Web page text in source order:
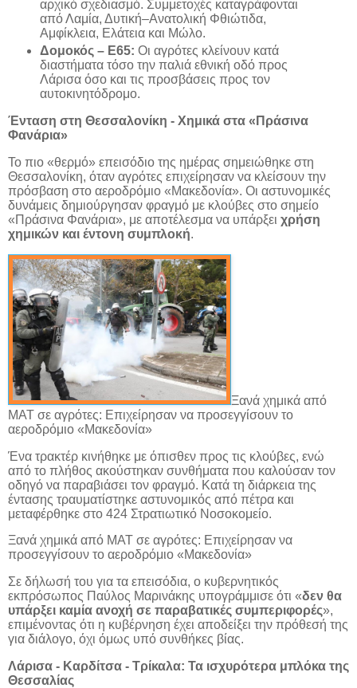
αρχικό σχεδιασμό. Συμμετοχές καταγράφονται
από Λαμία, Δυτική–Ανατολική Φθιώτιδα,
Αμφίκλεια, Ελάτεια και Μώλο.
Δομοκός – Ε65: Οι αγρότες κλείνουν κατά
διαστήματα τόσο την παλιά εθνική οδό προς
Λάρισα όσο και τις προσβάσεις προς τον
αυτοκινητόδρομο.
Ένταση στη Θεσσαλονίκη - Χημικά στα «Πράσινα
Φανάρια»
Το πιο «θερμό» επεισόδιο της ημέρας σημειώθηκε στη
Θεσσαλονίκη, όταν αγρότες επιχείρησαν να κλείσουν την
πρόσβαση στο αεροδρόμιο «Μακεδονία». Οι αστυνομικές
δυνάμεις δημιούργησαν φραγμό με κλούβες στο σημείο
«Πράσινα Φανάρια», με αποτέλεσμα να υπάρξει χρήση
χημικών και έντονη συμπλοκή.
Ξανά χημικά από
ΜΑΤ σε αγρότες: Επιχείρησαν να προσεγγίσουν το
αεροδρόμιο «Μακεδονία»
Ένα τρακτέρ κινήθηκε με όπισθεν προς τις κλούβες, ενώ
από το πλήθος ακούστηκαν συνθήματα που καλούσαν τον
οδηγό να παραβιάσει τον φραγμό. Κατά τη διάρκεια της
έντασης τραυματίστηκε αστυνομικός από πέτρα και
μεταφέρθηκε στο 424 Στρατιωτικό Νοσοκομείο.
Ξανά χημικά από ΜΑΤ σε αγρότες: Επιχείρησαν να
προσεγγίσουν το αεροδρόμιο «Μακεδονία»
Σε δήλωσή του για τα επεισόδια, ο κυβερνητικός
εκπρόσωπος Παύλος Μαρινάκης υπογράμμισε ότι «δεν θα
υπάρξει καμία ανοχή σε παραβατικές συμπεριφορές»,
επιμένοντας ότι η κυβέρνηση έχει αποδείξει την πρόθεσή της
για διάλογο, όχι όμως υπό συνθήκες βίας.
Λάρισα - Καρδίτσα - Τρίκαλα: Τα ισχυρότερα μπλόκα της
Θεσσαλίας